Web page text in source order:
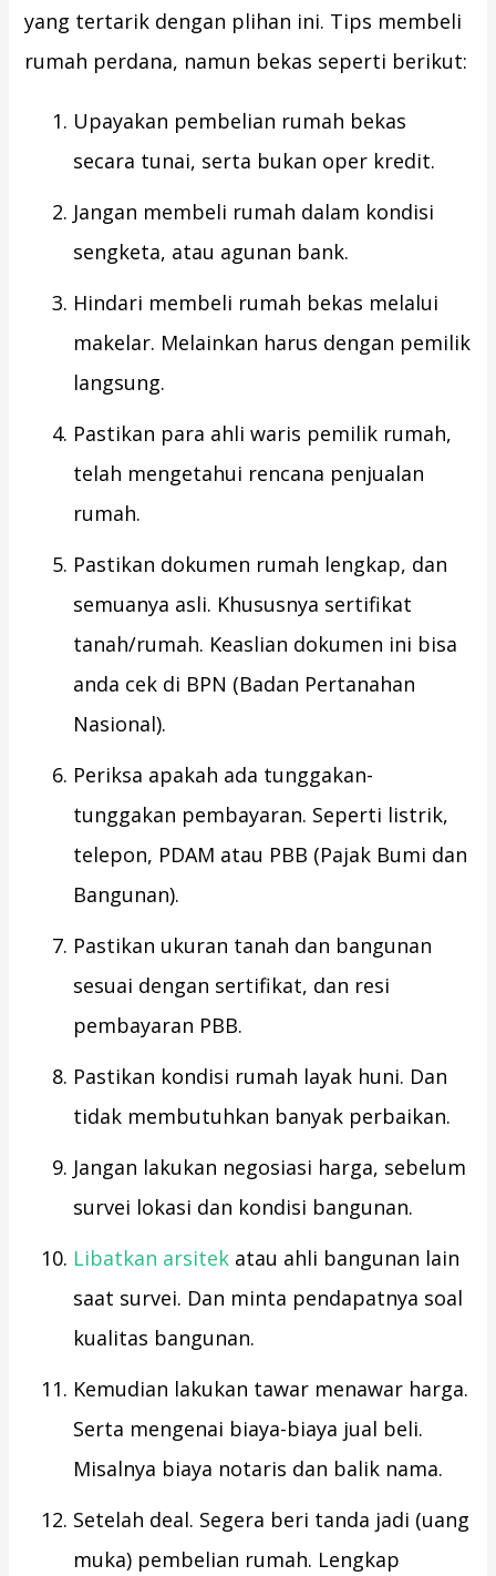
yang tertarik dengan plihan ini. Tips membeli
rumah perdana, namun bekas seperti berikut:
Upayakan pembelian rumah bekas
secara tunai, serta bukan oper kredit.
Jangan membeli rumah dalam kondisi
sengketa, atau agunan bank.
Hindari membeli rumah bekas melalui
makelar. Melainkan harus dengan pemilik
langsung.
Pastikan para ahli waris pemilik rumah,
telah mengetahui rencana penjualan
rumah.
Pastikan dokumen rumah lengkap, dan
semuanya asli. Khususnya sertifikat
tanah/rumah. Keaslian dokumen ini bisa
anda cek di BPN (Badan Pertanahan
Nasional).
Periksa apakah ada tunggakan-
tunggakan pembayaran. Seperti listrik,
telepon, PDAM atau PBB (Pajak Bumi dan
Bangunan).
Pastikan ukuran tanah dan bangunan
sesuai dengan sertifikat, dan resi
pembayaran PBB.
Pastikan kondisi rumah layak huni. Dan
tidak membutuhkan banyak perbaikan.
Jangan lakukan negosiasi harga, sebelum
survei lokasi dan kondisi bangunan.
Libatkan arsitek atau ahli bangunan lain
saat survei. Dan minta pendapatnya soal
kualitas bangunan.
Kemudian lakukan tawar menawar harga.
Serta mengenai biaya-biaya jual beli.
Misalnya biaya notaris dan balik nama.
Setelah deal. Segera beri tanda jadi (uang
muka) pembelian rumah. Lengkap